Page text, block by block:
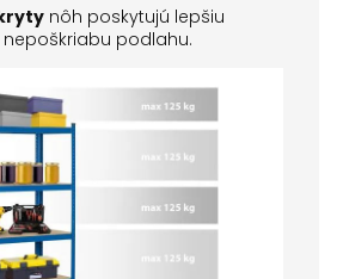
nôh poskytujú lepšiu
podlahu.